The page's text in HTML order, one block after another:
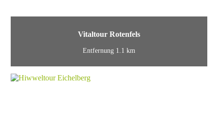
Vitaltour Rotenfels
Entfernung 1.1 km